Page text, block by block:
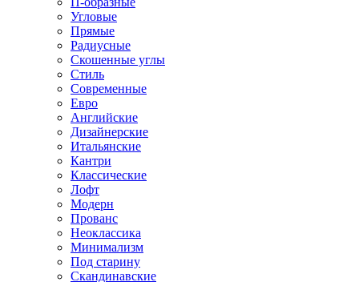
Угловые
Прямые
Радиусные
Скошенные углы
Стиль
Современные
Евро
Английские
Дизайнерские
Итальянские
Кантри
Классические
Лофт
Модерн
Прованс
Неоклассика
Минимализм
Под старину
Скандинавские